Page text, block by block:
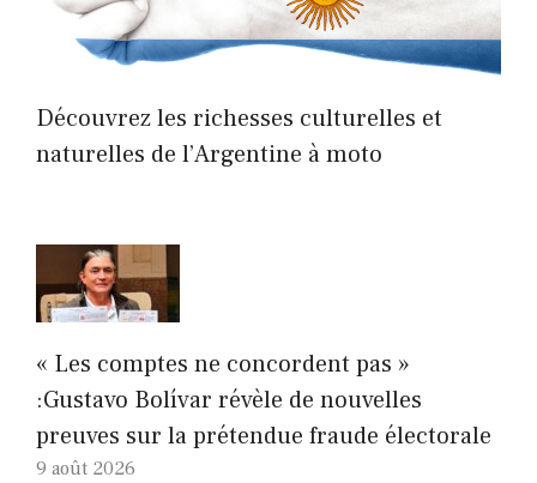
Découvrez les richesses culturelles et
naturelles de l’Argentine à moto
« Les comptes ne concordent pas »
:Gustavo Bolívar révèle de nouvelles
preuves sur la prétendue fraude électorale
9 août 2026